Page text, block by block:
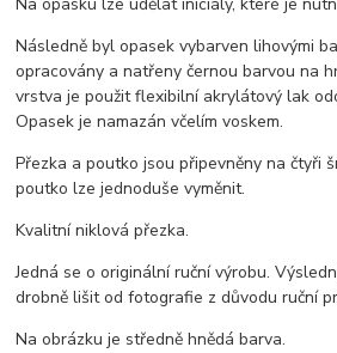
Následně byl opasek vybarven lihovými
opracovány a natřeny černou barvou na
vrstva je použit flexibilní akrylátový lak
Opasek je namazán včelím voskem.
Přezka a poutko jsou připevněny na čtyři
poutko lze jednoduše vyměnit.
Kvalitní niklová přezka.
Jedná se o originální ruční výrobu.
drobně lišit od fotografie z důvodu ruční
Na obrázku je středně hnědá barva.